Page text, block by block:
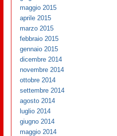
maggio 2015
aprile 2015
marzo 2015
febbraio 2015
gennaio 2015
dicembre 2014
novembre 2014
ottobre 2014
settembre 2014
agosto 2014
luglio 2014
giugno 2014
maggio 2014